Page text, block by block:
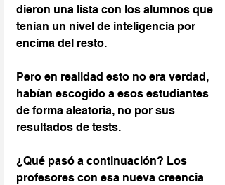
dieron una lista con los alumnos que
tenían un nivel de inteligencia por
encima del resto.
Pero en realidad esto no era verdad,
habían escogido a esos estudiantes
de forma aleatoria, no por sus
resultados de tests.
¿Qué pasó a continuación? Los
profesores con esa nueva creencia